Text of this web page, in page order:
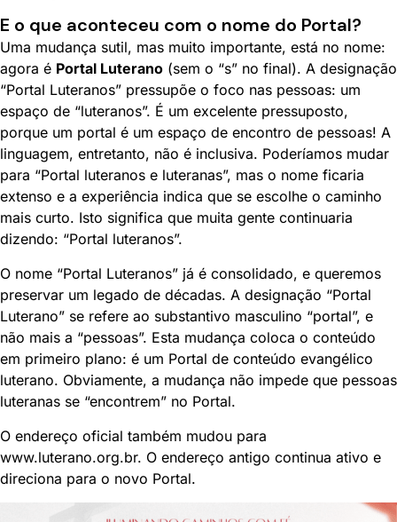
E o que aconteceu com o nome do Portal?
Uma mudança sutil, mas muito importante, está no nome:
agora é Portal Luterano (sem o “s” no final). A designação
“Portal Luteranos” pressupõe o foco nas pessoas: um
espaço de “luteranos”. É um excelente pressuposto,
porque um portal é um espaço de encontro de pessoas! A
linguagem, entretanto, não é inclusiva. Poderíamos mudar
para “Portal luteranos e luteranas”, mas o nome ficaria
extenso e a experiência indica que se escolhe o caminho
mais curto. Isto significa que muita gente continuaria
dizendo: “Portal luteranos”.
O nome “Portal Luteranos” já é consolidado, e queremos
preservar um legado de décadas. A designação “Portal
Luterano” se refere ao substantivo masculino “portal”, e
não mais a “pessoas”. Esta mudança coloca o conteúdo
em primeiro plano: é um Portal de conteúdo evangélico
luterano. Obviamente, a mudança não impede que pessoas
luteranas se “encontrem” no Portal.
O endereço oficial também mudou para
www.luterano.org.br. O endereço antigo continua ativo e
direciona para o novo Portal.